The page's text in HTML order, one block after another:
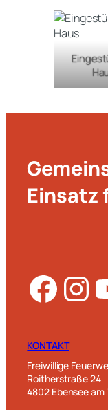
Einsatz
Facebook Instagram
KONTAKT
Freiwillige
Roitherstraße 24
4802 Ebensee am